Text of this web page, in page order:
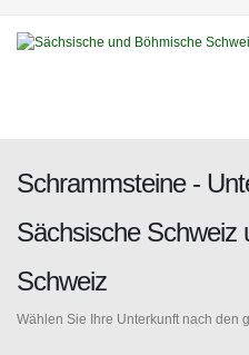
Schrammsteine -
Sächsische Schweiz
Schweiz
Wählen Sie Ihre Unterkunft nach den